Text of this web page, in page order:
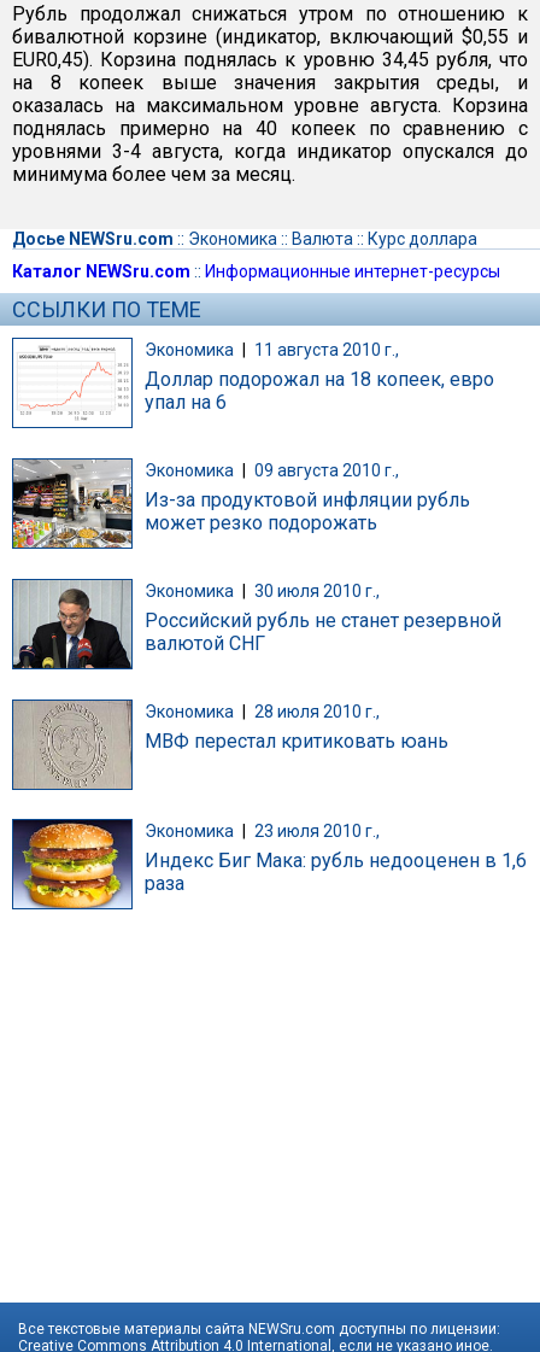
Рубль продолжал снижаться утром по отношению к
бивалютной корзине (индикатор, включающий $0,55 и
EUR0,45). Корзина поднялась к уровню 34,45 рубля, что
на 8 копеек выше значения закрытия среды, и
оказалась на максимальном уровне августа. Корзина
поднялась примерно на 40 копеек по сравнению с
уровнями 3-4 августа, когда индикатор опускался до
минимума более чем за месяц.
Досье NEWSru.com :: Экономика :: Валюта :: Курс доллара
Каталог NEWSru.com :: Информационные интернет-ресурсы
ССЫЛКИ ПО ТЕМЕ
Экономика | 11 августа 2010 г.,
Доллар подорожал на 18 копеек, евро
упал на 6
Экономика 09 августа 2010 г.,
Из-за продуктовой инфляции рубль
может резко подорожать
Экономика 30 июля 2010 г.,
Российский рубль не станет резервной
валютой СНГ
Экономика 28 июля 2010 г.,
МВФ перестал критиковать юань
Экономика 23 июля 2010 г.,
Индекс Биг Мака: рубль недооценен в 1,6
раза
Все текстовые материалы сайта NEWSru.com доступны по лицензии:
Creative Commons Attribution 4.0 International
, если не указано иное.